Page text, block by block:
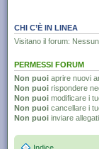
CHI C’È IN LINEA
Visitano il forum:
PERMESSI FORUM
Non puoi aprire nuovi
Non puoi rispondere
Non puoi modificare i
Non puoi cancellare i
Non puoi inviare allegati
Indice